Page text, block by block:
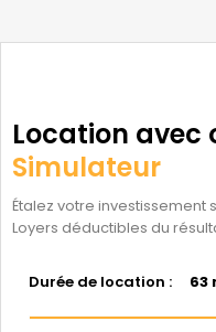
Location
Simulateur
Étalez votre
Loyers déductibles du
Durée de location : 63